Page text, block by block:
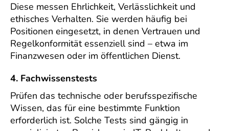
Diese messen Ehrlichkeit, Verlässlichkeit und
ethisches Verhalten. Sie werden häufig bei
Positionen eingesetzt, in denen Vertrauen und
Regelkonformität essenziell sind – etwa im
Finanzwesen oder im öffentlichen Dienst.
4. Fachwissenstests
Prüfen das technische oder berufsspezifische
Wissen, das für eine bestimmte Funktion
erforderlich ist. Solche Tests sind gängig in